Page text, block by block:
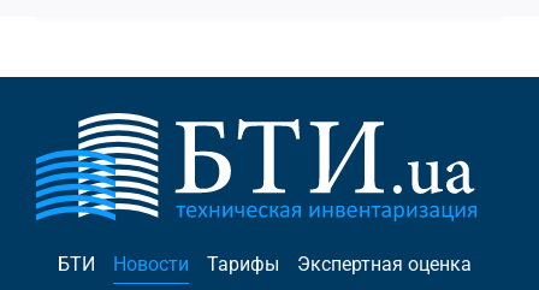
БТИ Новости Тарифы Экспертная оценка